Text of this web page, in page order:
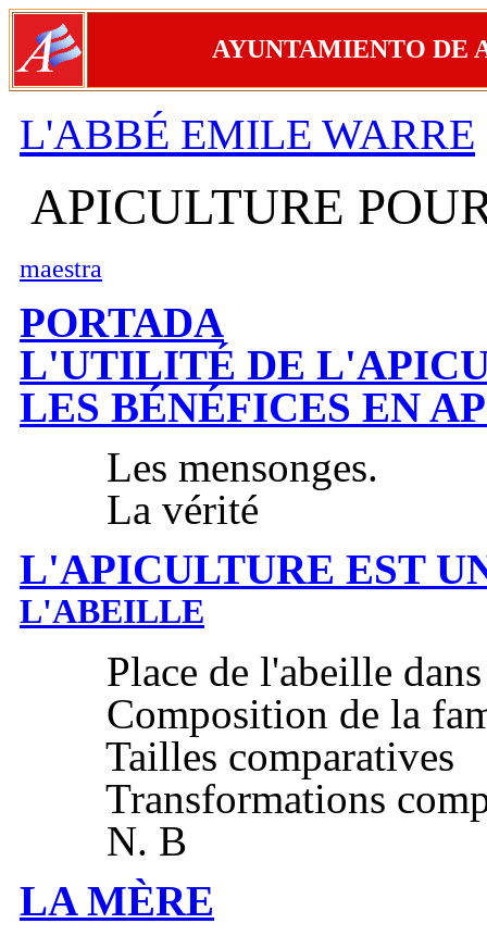
AYUNTAMIENTO DE
L'ABBÉ EMILE WARRE
APICULTURE
maestra
PORTADA
L'UTILITÉ DE
LES BÉNÉFICES EN
Les mensonges.
La vérité
L'APICULTURE EST
L'ABEILLE
Place de l'abeille
Composition de la
Tailles comparatives
Transformations
N. B
LA MÈRE